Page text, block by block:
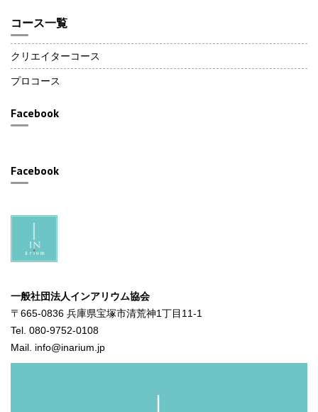
コース一覧
クリエイターコース
プロコース
Facebook
Facebook
一般社団法人インアリウム協会
〒665-0836 兵庫県宝塚市清荒神1丁目11-1
Tel. 080-9752-0108
Mail. info@inarium.jp